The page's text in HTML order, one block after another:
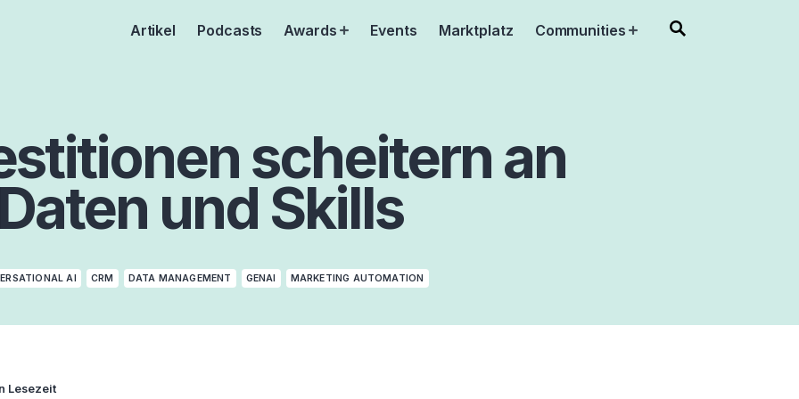
Artikel Podcasts Awards OpenEvents Marktplatz Communities Open
scheitern an
Daten und Skills
AI CRM DATA MANAGEMENT GENAI MARKETING AUTOMATION
Lesezeit